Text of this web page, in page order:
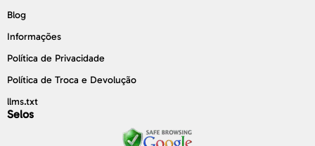
Blog
Informações
Política de Privacidade
Política de Troca e Devolução
llms.txt
Selos